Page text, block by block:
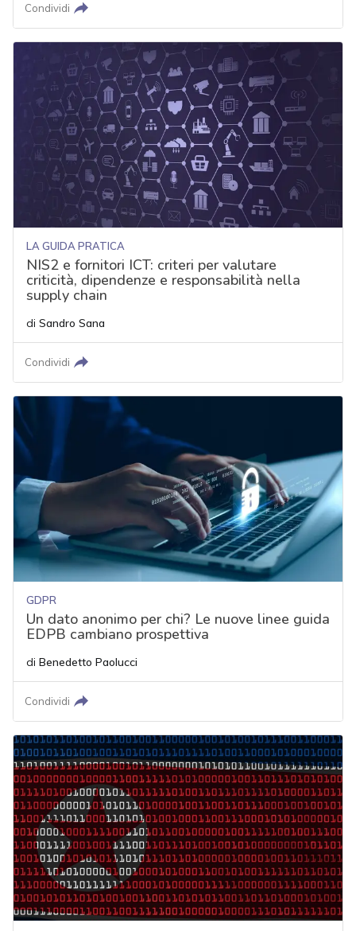
Condividi
LA GUIDA PRATICA
NIS2 e fornitori ICT: criteri per valutare
criticità, dipendenze e responsabilità nella
supply chain
di Sandro Sana
Condividi
GDPR
Un dato anonimo per chi? Le nuove linee guida
EDPB cambiano prospettiva
di Benedetto Paolucci
Condividi